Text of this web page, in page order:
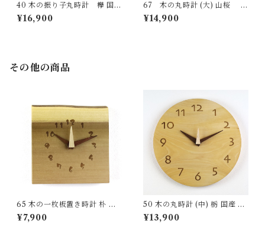
40 木の振り子丸時計 欅 国産
一点物 SWING オリジナル 無
垢 新築祝い 結婚祝い ナチュラ
¥16,900
67 木の丸時計 (大) 山桜 国
産 一点物 SWING オリジナル
無垢 新築祝い 結婚祝い ナチュ
¥14,900
その他の商品
65 木の一枚板置き時計 朴 国
産 一点物 SWING オリジナル
無垢 新築祝い 結婚祝い ナチュ
¥7,900
50 木の丸時計 (中) 栃 国産 一
点物 SWING オリジナル 無垢
新築祝い 結婚祝い ナチュラル
¥13,900